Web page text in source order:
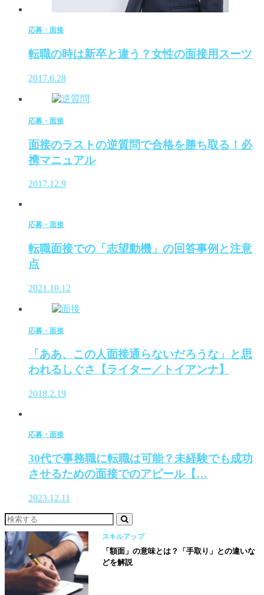
応募・面接
転職の時は新卒と違う？女性の面接用スーツ
2017.6.28
応募・面接
面接のラストの逆質問で合格を勝ち取る！必
携マニュアル
2017.12.9
応募・面接
転職面接での「志望動機」の回答事例と注意
点
2021.10.12
応募・面接
「ああ、この人面接通らないだろうな」と思
われるしぐさ【ライター／トイアンナ】
2018.2.19
応募・面接
30代で事務職に転職は可能？未経験でも成功
させるための面接でのアピール【…
2023.12.11
スキルアップ
「額面」の意味とは？「手取り」との違いな
どを解説